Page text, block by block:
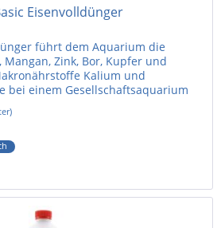
Eisenvolldünger
führt dem Aquarium die
Zink, Bor, Kupfer und
Kalium und
bei einem Gesellschaftsaquarium